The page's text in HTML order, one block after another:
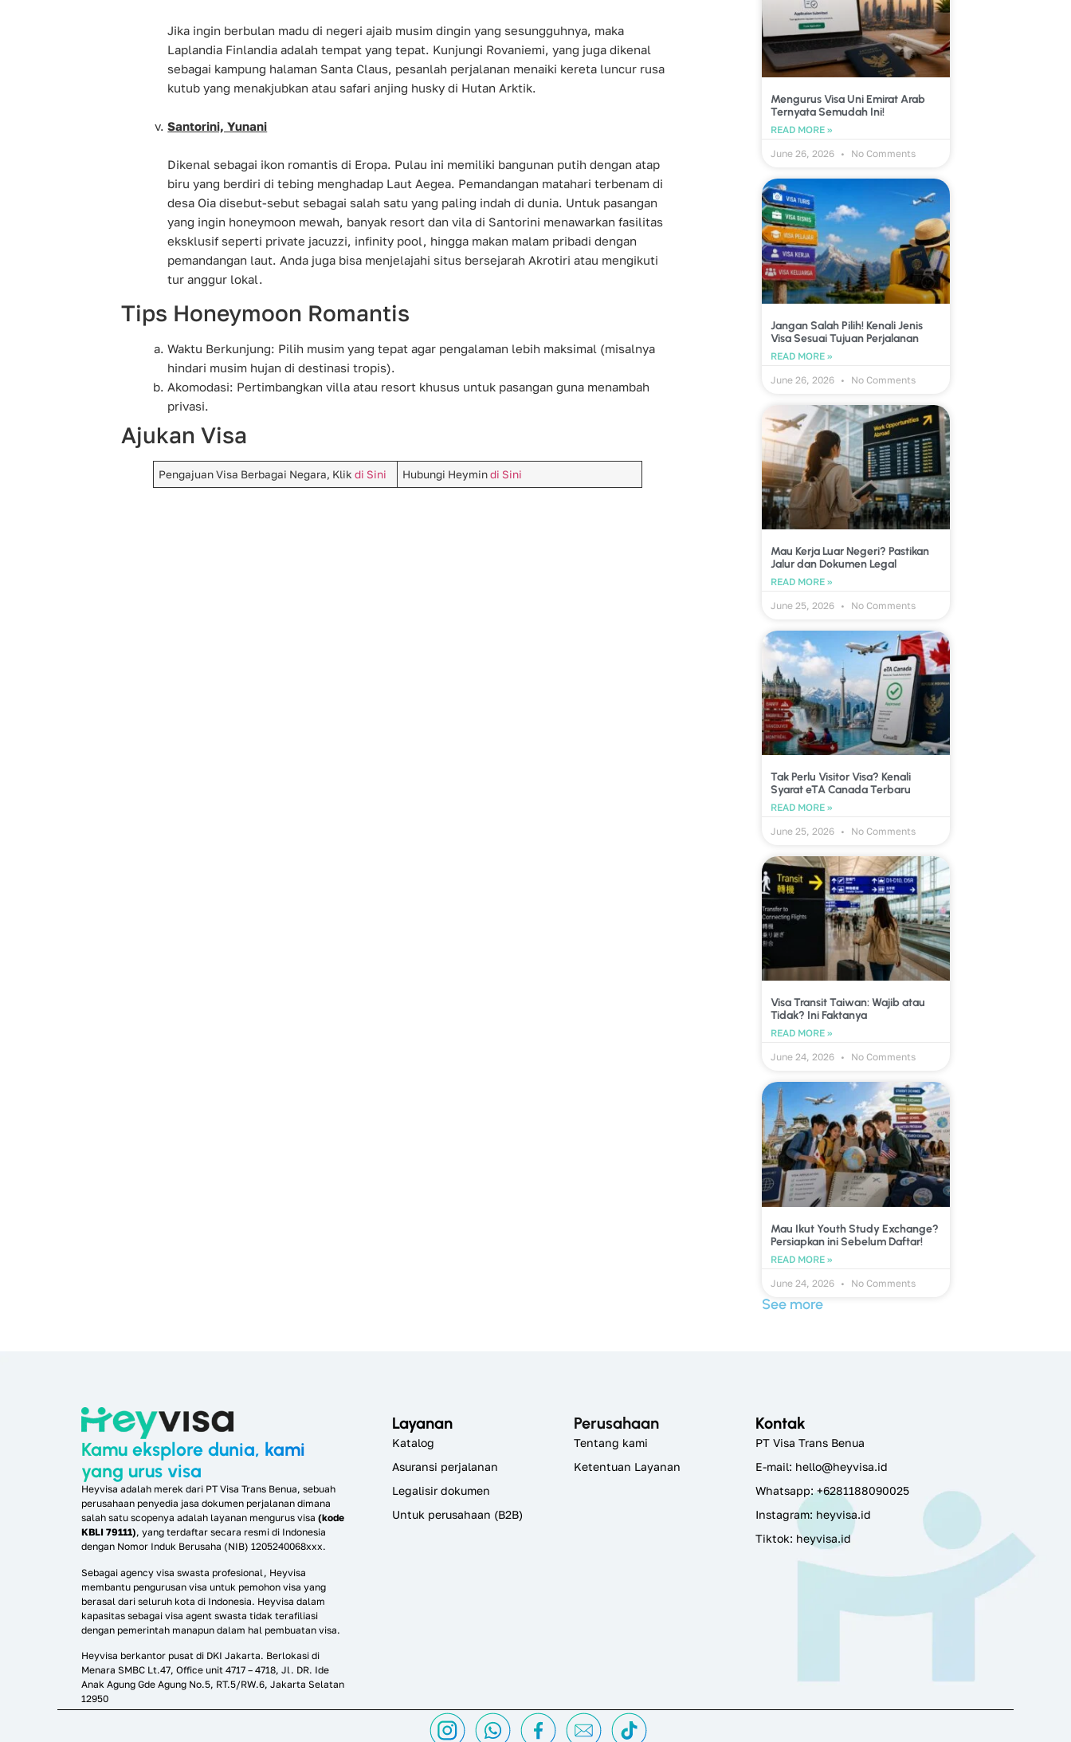
Jika ingin berbulan madu di negeri ajaib musim dingin yang sesungguhnya, maka
Laplandia Finlandia adalah tempat yang tepat. Kunjungi Rovaniemi, yang juga dikenal
sebagai kampung halaman Santa Claus, pesanlah perjalanan menaiki kereta luncur rusa
kutub yang menakjubkan atau safari anjing husky di Hutan Arktik.
Santorini, Yunani
Dikenal sebagai ikon romantis di Eropa. Pulau ini memiliki bangunan putih dengan atap
biru yang berdiri di tebing menghadap Laut Aegea. Pemandangan matahari terbenam di
desa Oia disebut-sebut sebagai salah satu yang paling indah di dunia. Untuk pasangan
yang ingin honeymoon mewah, banyak resort dan vila di Santorini menawarkan fasilitas
eksklusif seperti private jacuzzi, infinity pool, hingga makan malam pribadi dengan
pemandangan laut. Anda juga bisa menjelajahi situs bersejarah Akrotiri atau mengikuti
tur anggur lokal.
Tips Honeymoon Romantis
Waktu Berkunjung: Pilih musim yang tepat agar pengalaman lebih maksimal (misalnya
hindari musim hujan di destinasi tropis).
Akomodasi: Pertimbangkan villa atau resort khusus untuk pasangan guna menambah
privasi.
Ajukan Visa
Pengajuan Visa Berbagai Negara, Klikdi Sini Hubungi Heymindi Sini
Mengurus Visa Uni Emirat Arab
Ternyata Semudah Ini!
READ MORE »
June 26, 2026
No Comments
Jangan Salah Pilih! Kenali Jenis
Visa Sesuai Tujuan Perjalanan
READ MORE »
June 26, 2026
No Comments
Mau Kerja Luar Negeri? Pastikan
Jalur dan Dokumen Legal
READ MORE »
June 25, 2026
No Comments
Tak Perlu Visitor Visa? Kenali
Syarat eTA Canada Terbaru
READ MORE »
June 25, 2026
No Comments
Visa Transit Taiwan: Wajib atau
Tidak? Ini Faktanya
READ MORE »
June 24, 2026
No Comments
Mau Ikut Youth Study Exchange?
Persiapkan ini Sebelum Daftar!
READ MORE »
June 24, 2026
No Comments
See more
Kamu eksplore dunia, kami
yang urus visa
Heyvisa adalah merek dari PT Visa Trans Benua, sebuah
perusahaan penyedia jasa dokumen perjalanan dimana
salah satu scopenya adalah layanan mengurus visa (kode
KBLI 79111), yang terdaftar secara resmi di Indonesia
dengan Nomor Induk Berusaha (NIB) 1205240068xxx.
Sebagai agency visa swasta profesional, Heyvisa
membantu pengurusan visa untuk pemohon visa yang
berasal dari seluruh kota di Indonesia. Heyvisa dalam
kapasitas sebagai visa agent swasta tidak terafiliasi
dengan pemerintah manapun dalam hal pembuatan visa.
Heyvisa berkantor pusat di DKI Jakarta. Berlokasi di
Menara SMBC Lt.47, Office unit 4717 – 4718, Jl. DR. Ide
Anak Agung Gde Agung No.5, RT.5/RW.6, Jakarta Selatan
12950
Layanan
Katalog
Asuransi perjalanan
Legalisir dokumen
Untuk perusahaan (B2B)
Perusahaan
Tentang kami
Ketentuan Layanan
Kontak
PT Visa Trans Benua
E-mail: hello@heyvisa.id
Whatsapp: +6281188090025
Instagram: heyvisa.id
Tiktok: heyvisa.id